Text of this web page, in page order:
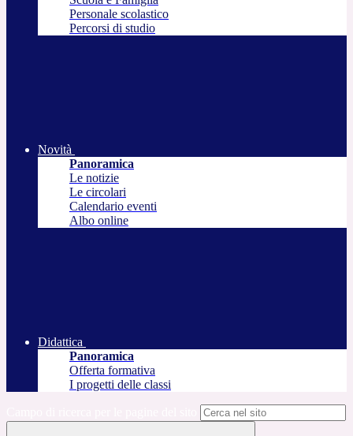
Personale scolastico
Percorsi di studio
Novità
Panoramica
Le notizie
Le circolari
Calendario eventi
Albo online
Didattica
Panoramica
Offerta formativa
I progetti delle classi